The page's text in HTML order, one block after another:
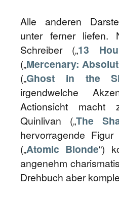
Alle anderen
unter ferner liefen.
Schreiber („13
(„Mercenary:
(„Ghost in the
irgendwelche
Actionsicht macht
Quinlivan („The
hervorragende
(„Atomic Blonde“)
angenehm
Drehbuch aber